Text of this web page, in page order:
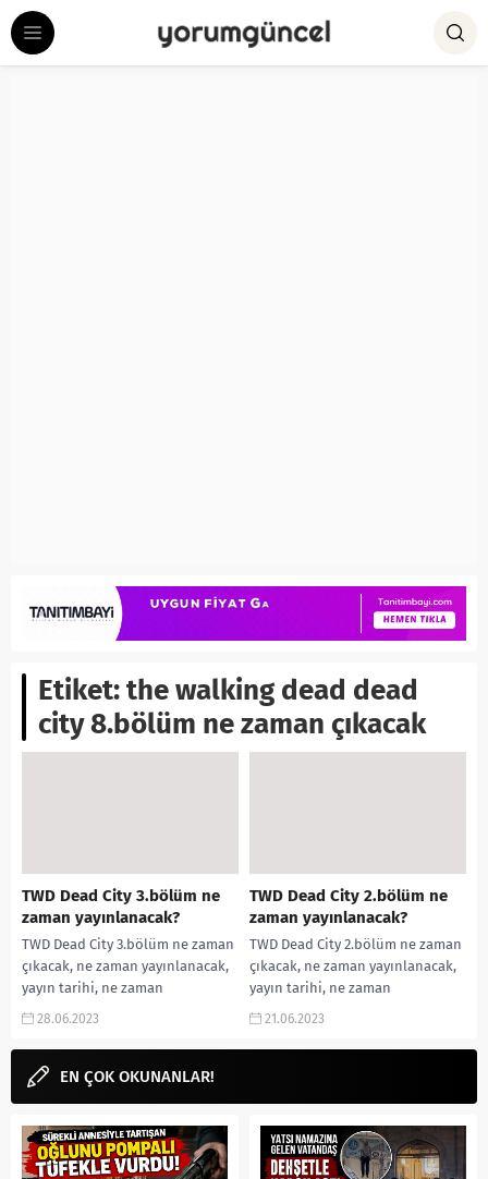
Etiket:the walking dead dead
city 8.bölüm ne zaman çıkacak
TWD Dead City 3.bölüm ne
zaman yayınlanacak?
TWD Dead City 3.bölüm ne zaman
çıkacak, ne zaman yayınlanacak,
yayın tarihi, ne zaman
başlayacak, konusu, oyuncuları,
28.06.2023
TWD Dead City 2.bölüm ne
zaman yayınlanacak?
TWD Dead City 2.bölüm ne zaman
çıkacak, ne zaman yayınlanacak,
yayın tarihi, ne zaman
başlayacak, konusu, oyuncuları,
21.06.2023
EN ÇOK OKUNANLAR!